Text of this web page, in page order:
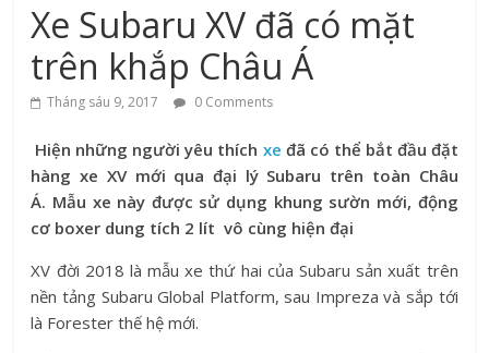
Xe Subaru XV đã có mặt
trên khắp Châu Á
Tháng sáu 9, 2017 0 Comments
Hiện những người yêu thích xe đã có thể bắt đầu đặt
hàng xe XV mới qua đại lý Subaru trên toàn Châu
Á. Mẫu xe này được sử dụng khung sườn mới, động
cơ boxer dung tích 2 lít vô cùng hiện đại
XV đời 2018 là mẫu xe thứ hai của Subaru sản xuất trên
nền tảng Subaru Global Platform, sau Impreza và sắp tới
là Forester thế hệ mới.